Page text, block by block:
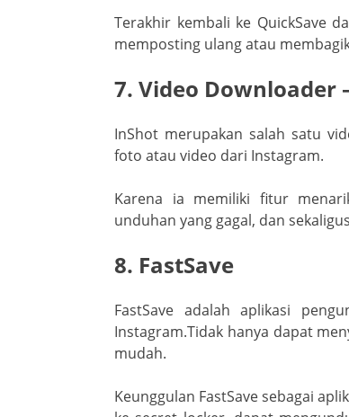
Terakhir kembali ke QuickSave
memposting ulang atau
7. Video Downloader
InShot merupakan salah satu
foto atau video dari Instagram.
Karena ia memiliki fitur
unduhan yang gagal, dan
8. FastSave
FastSave adalah aplikasi
Instagram.Tidak hanya dapat
mudah.
Keunggulan FastSave sebagai